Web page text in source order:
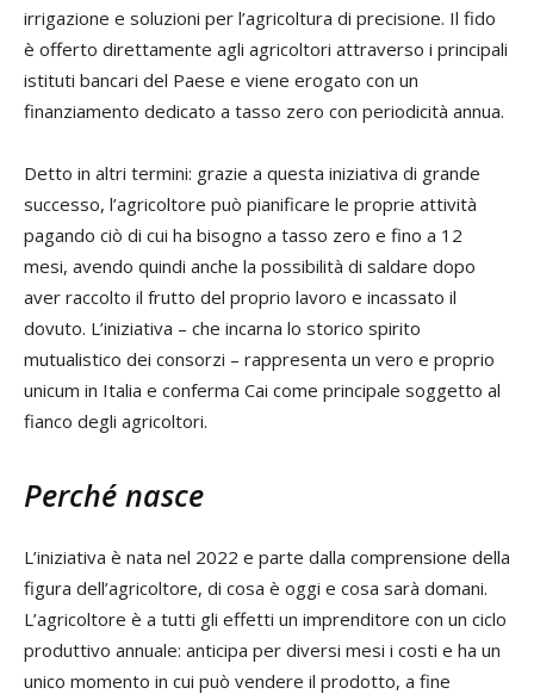
irrigazione e soluzioni per l’agricoltura di precisione. Il fido
è offerto direttamente agli agricoltori attraverso i principali
istituti bancari del Paese e viene erogato con un
finanziamento dedicato a tasso zero con periodicità annua.
Detto in altri termini: grazie a questa iniziativa di grande
successo, l’agricoltore può pianificare le proprie attività
pagando ciò di cui ha bisogno a tasso zero e fino a 12
mesi, avendo quindi anche la possibilità di saldare dopo
aver raccolto il frutto del proprio lavoro e incassato il
dovuto. L’iniziativa – che incarna lo storico spirito
mutualistico dei consorzi – rappresenta un vero e proprio
unicum in Italia e conferma Cai come principale soggetto al
fianco degli agricoltori.
Perché nasce
L’iniziativa è nata nel 2022 e parte dalla comprensione della
figura dell’agricoltore, di cosa è oggi e cosa sarà domani.
L’agricoltore è a tutti gli effetti un imprenditore con un ciclo
produttivo annuale: anticipa per diversi mesi i costi e ha un
unico momento in cui può vendere il prodotto, a fine